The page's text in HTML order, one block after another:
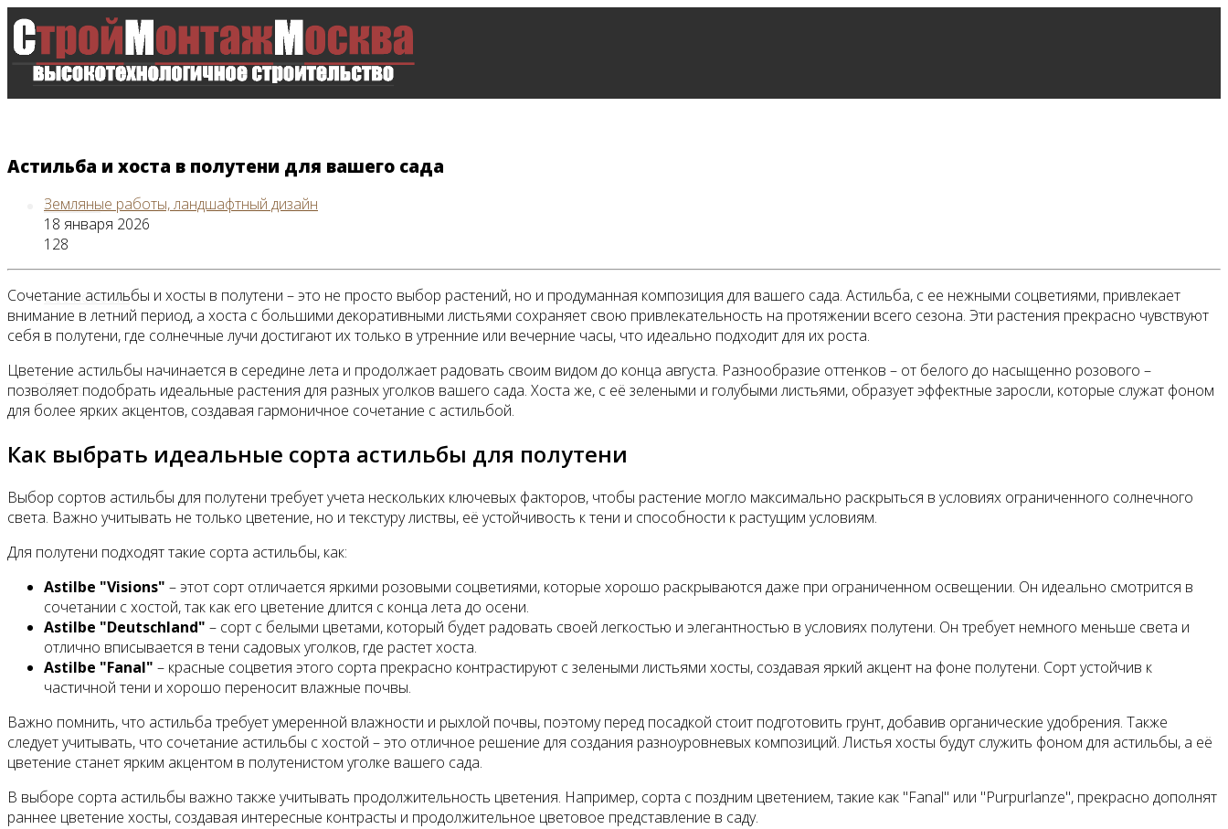
Главная
Все новости
Видео
Астильба и хоста в полутени для вашего сада
Земляные работы, ландшафтный дизайн
18 января 2026
128
Сочетание астильбы и хосты в полутени – это не просто выбор растений, но и продуманная композиция для вашего сада. Астильба, с ее нежными соцветиями, привлекает
внимание в летний период, а хоста с большими декоративными листьями сохраняет свою привлекательность на протяжении всего сезона. Эти растения прекрасно чувствуют
себя в полутени, где солнечные лучи достигают их только в утренние или вечерние часы, что идеально подходит для их роста.
Цветение астильбы начинается в середине лета и продолжает радовать своим видом до конца августа. Разнообразие оттенков – от белого до насыщенно розового –
позволяет подобрать идеальные растения для разных уголков вашего сада. Хоста же, с её зелеными и голубыми листьями, образует эффектные заросли, которые служат фоном
для более ярких акцентов, создавая гармоничное сочетание с астильбой.
Как выбрать идеальные сорта астильбы для полутени
Выбор сортов астильбы для полутени требует учета нескольких ключевых факторов, чтобы растение могло максимально раскрыться в условиях ограниченного солнечного
света. Важно учитывать не только цветение, но и текстуру листвы, её устойчивость к тени и способности к растущим условиям.
Для полутени подходят такие сорта астильбы, как:
Astilbe "Visions" – этот сорт отличается яркими розовыми соцветиями, которые хорошо раскрываются даже при ограниченном освещении. Он идеально смотрится в
сочетании с хостой, так как его цветение длится с конца лета до осени.
Astilbe "Deutschland" – сорт с белыми цветами, который будет радовать своей легкостью и элегантностью в условиях полутени. Он требует немного меньше света и
отлично вписывается в тени садовых уголков, где растет хоста.
Astilbe "Fanal" – красные соцветия этого сорта прекрасно контрастируют с зелеными листьями хосты, создавая яркий акцент на фоне полутени. Сорт устойчив к
частичной тени и хорошо переносит влажные почвы.
Важно помнить, что астильба требует умеренной влажности и рыхлой почвы, поэтому перед посадкой стоит подготовить грунт, добавив органические удобрения. Также
следует учитывать, что сочетание астильбы с хостой – это отличное решение для создания разноуровневых композиций. Листья хосты будут служить фоном для астильбы, а её
цветение станет ярким акцентом в полутенистом уголке вашего сада.
В выборе сорта астильбы важно также учитывать продолжительность цветения. Например, сорта с поздним цветением, такие как "Fanal" или "Purpurlanze", прекрасно дополнят
раннее цветение хосты, создавая интересные контрасты и продолжительное цветовое представление в саду.